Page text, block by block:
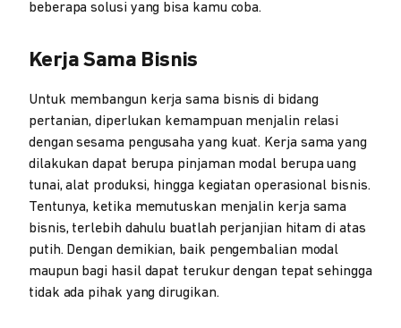
beberapa solusi yang bisa kamu coba.
Kerja Sama Bisnis
Untuk membangun kerja sama bisnis di bidang
pertanian, diperlukan kemampuan menjalin relasi
dengan sesama pengusaha yang kuat. Kerja sama yang
dilakukan dapat berupa pinjaman modal berupa uang
tunai, alat produksi, hingga kegiatan operasional bisnis.
Tentunya, ketika memutuskan menjalin kerja sama
bisnis, terlebih dahulu buatlah perjanjian hitam di atas
putih. Dengan demikian, baik pengembalian modal
maupun bagi hasil dapat terukur dengan tepat sehingga
tidak ada pihak yang dirugikan.